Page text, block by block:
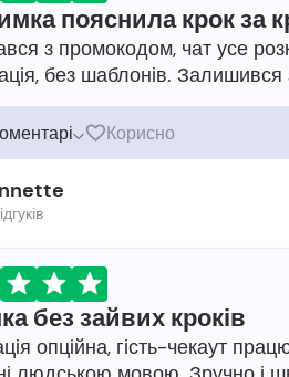
пояснила крок за
з промокодом, чат усе
Корисно
без зайвих кроків
опційна, гість-чекаут